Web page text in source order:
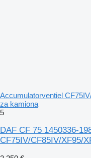
Accumulatorventiel
za kamiona
5
DAF CF 75 1450336-
CF75IV/CF85IV/XF95/